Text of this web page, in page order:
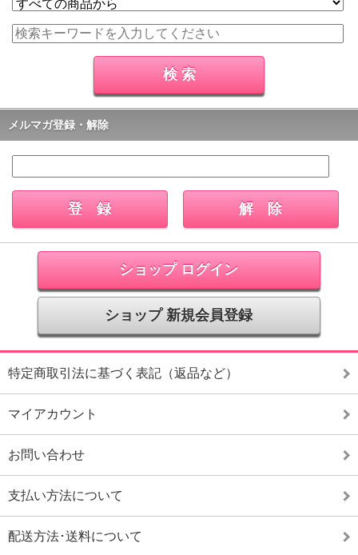
メルマガ登録・解除
ショップ ログイン
ショップ 新規会員登録
特定商取引法に基づく表記（返品など）
マイアカウント
お問い合わせ
支払い方法について
配送方法･送料について